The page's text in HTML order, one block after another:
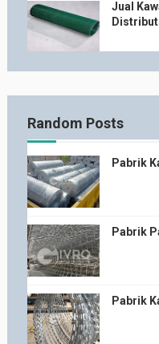
Jual
Random Posts
Pabrik
Pabrik
Pabrik